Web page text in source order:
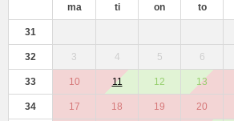
ma ti on to
31
32 3 4 5 6
33 10 11 12 13
34 17 18 19 20